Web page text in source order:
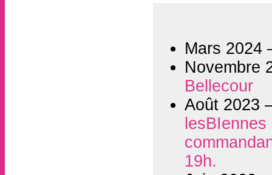
Mars 2024
Novembre
Bellecour
Août 2023
19h.